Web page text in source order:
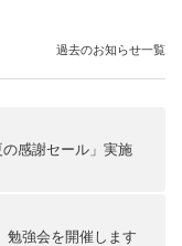
感謝セール」実施
勉強会を開催します
過去のお知らせ一覧